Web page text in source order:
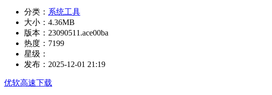
分类： 系统工具
大小： 4.36MB
版本： 23090511.ace00ba
热度： 7199
星级：
发布： 2025-12-01 21:19
优软高速下载